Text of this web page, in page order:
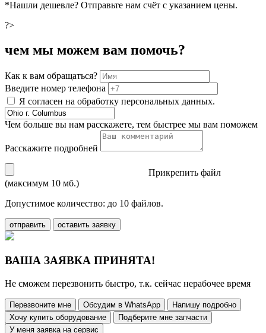
*Нашли дешевле? Отправьте нам счёт с указанием цены.
?>
чем мы можем вам помочь?
Как к вам обращаться?
Введите номер телефона
Я согласен на обработку персональных данных.
Чем больше вы нам расскажете, тем быстрее мы вам поможем
Расскажите подробней
Прикрепить файл
(максимум 10 мб.)
Допустимое количество: до 10 файлов.
отправить оставить заявку
ВАША ЗАЯВКА ПРИНЯТА!
Не сможем перезвонить быстро, т.к. сейчас нерабочее время
Перезвоните мне Обсудим в WhatsApp
Напишу подробно
Хочу купить оборудование
Подберите мне запчасти
У меня заявка на сервис